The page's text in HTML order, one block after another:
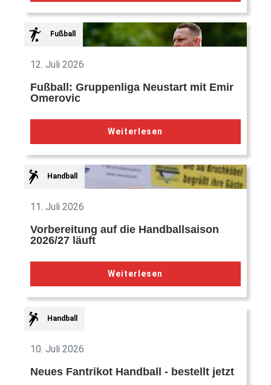
Fußball
12. Juli 2026
Fußball: Gruppenliga Neustart mit Emir
Omerovic
Weiterlesen
Handball
11. Juli 2026
Vorbereitung auf die Handballsaison
2026/27 läuft
Weiterlesen
Handball
10. Juli 2026
Neues Fantrikot Handball - bestellt jetzt